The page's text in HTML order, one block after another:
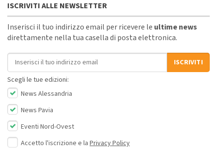
ISCRIVITI ALLE NEWSLETTER
Inserisci il tuo indirizzo email per ricevere le ultime news
direttamente nella tua casella di posta elettronica.
Indirizzo email
ISCRIVITI
Scegli le tue edizioni:
News Alessandria
News Pavia
Eventi Nord-Ovest
Accetto l'iscrizione e la Privacy Policy